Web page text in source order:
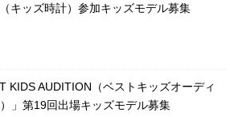
キッズ時計）参加キッズモデル募集
KIDS AUDITION（ベストキッズオーディ
」第19回出場キッズモデル募集